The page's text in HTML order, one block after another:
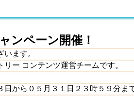
ンペーン開催！
ます。
ー コンテンツ運営チームです。
日から０５月３１日２３時５９分ま